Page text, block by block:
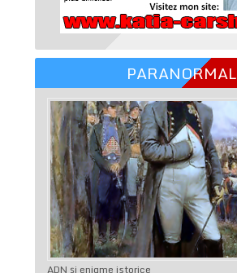
PARANORMAL
ADN şi enigme istorice